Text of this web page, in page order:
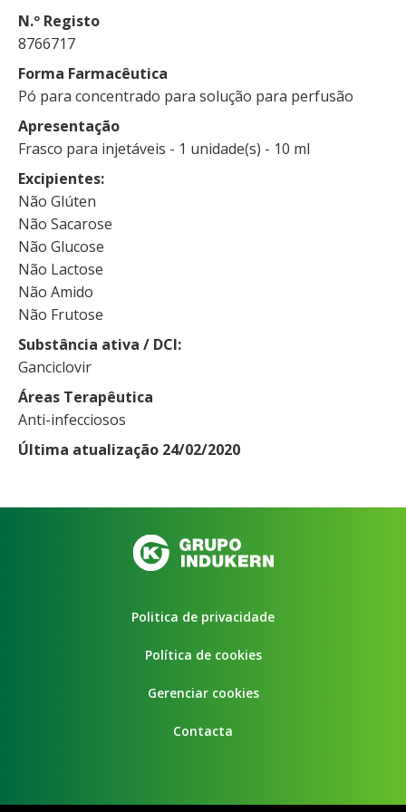
N.º Registo
8766717
Forma Farmacêutica
Pó para concentrado para solução para perfusão
Apresentação
Frasco para injetáveis - 1 unidade(s) - 10 ml
Excipientes
Não Glúten
Não Sacarose
Não Glucose
Não Lactose
Não Amido
Não Frutose
Substância ativa / DCI
Ganciclovir
Áreas Terapêutica
Anti-infecciosos
Última atualização 24/02/2020
Politica de privacidade
Política de cookies
Gerenciar cookies
Contacta